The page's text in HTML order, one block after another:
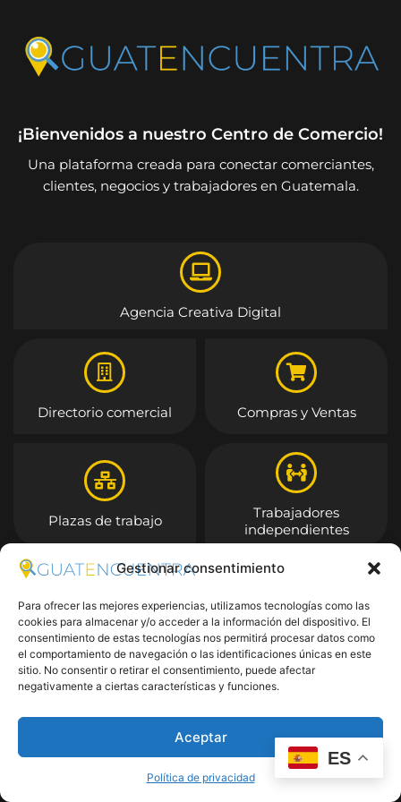
Gestionar consentimiento
Para ofrecer las mejores experiencias, utilizamos tecnologías como las
cookies para almacenar y/o acceder a la información del dispositivo. El
consentimiento de estas tecnologías nos permitirá procesar datos como
el comportamiento de navegación o las identificaciones únicas en este
sitio. No consentir o retirar el consentimiento, puede afectar
negativamente a ciertas características y funciones.
Aceptar
Política de privacidad
¡Bienvenidos a nuestro Centro de Comercio!
Una plataforma creada para conectar comerciantes,
clientes, negocios y trabajadores en Guatemala.
Agencia Creativa Digital
Directorio comercial Compras y Ventas
Plazas de trabajo
Trabajadores
independientes
Entrar
ES